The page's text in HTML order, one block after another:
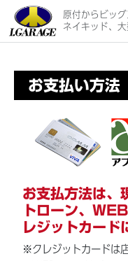
原付からビッグ
ネイキッド、
お支払い方法
お支払方法は、
トローン、
レジットカード
※クレジットカードは